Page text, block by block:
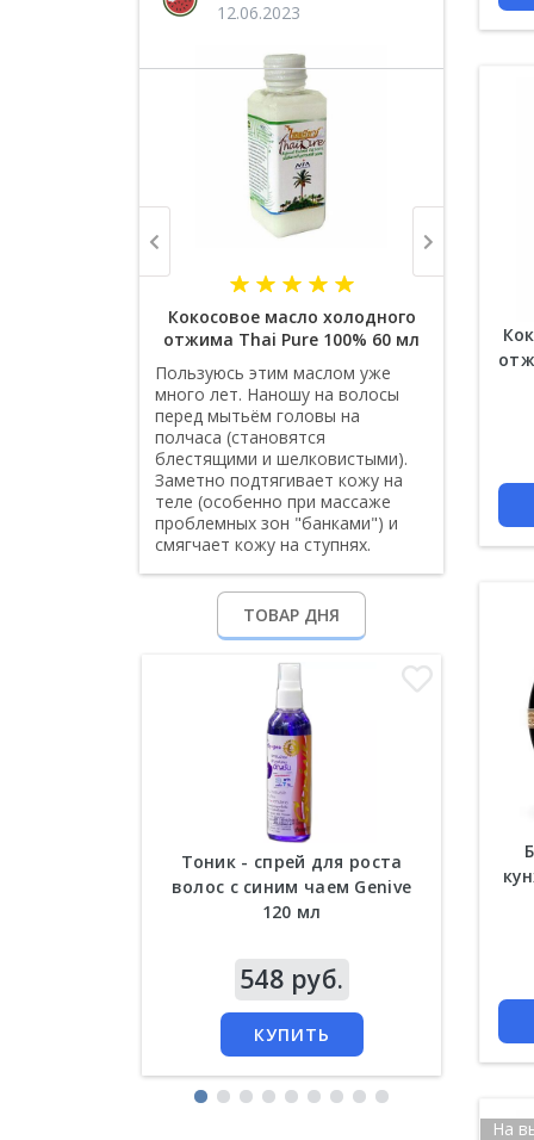
12.06.2023
Кокосовое масло холодного
отжима Thai Pure 100% 60 мл
Пользуюсь этим маслом уже
много лет. Наношу на волосы
перед мытьём головы на
полчаса (становятся
блестящими и шелковистыми).
Заметно подтягивает кожу на
теле (особенно при массаже
проблемных зон "банками") и
смягчает кожу на ступнях.
ТОВАР ДНЯ
Тоник - спрей для роста
волос с синим чаем Genive
120 мл
548 руб.
КУПИТЬ
На